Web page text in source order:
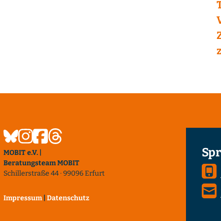
MOBIT e.V. |
Beratungsteam MOBIT
Schillerstraße 44 · 99096 Erfurt
Impressum Datenschutz